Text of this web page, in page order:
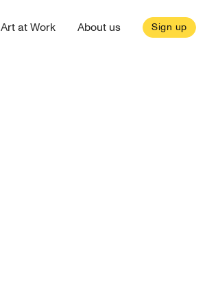
Art at Work About us Sign up